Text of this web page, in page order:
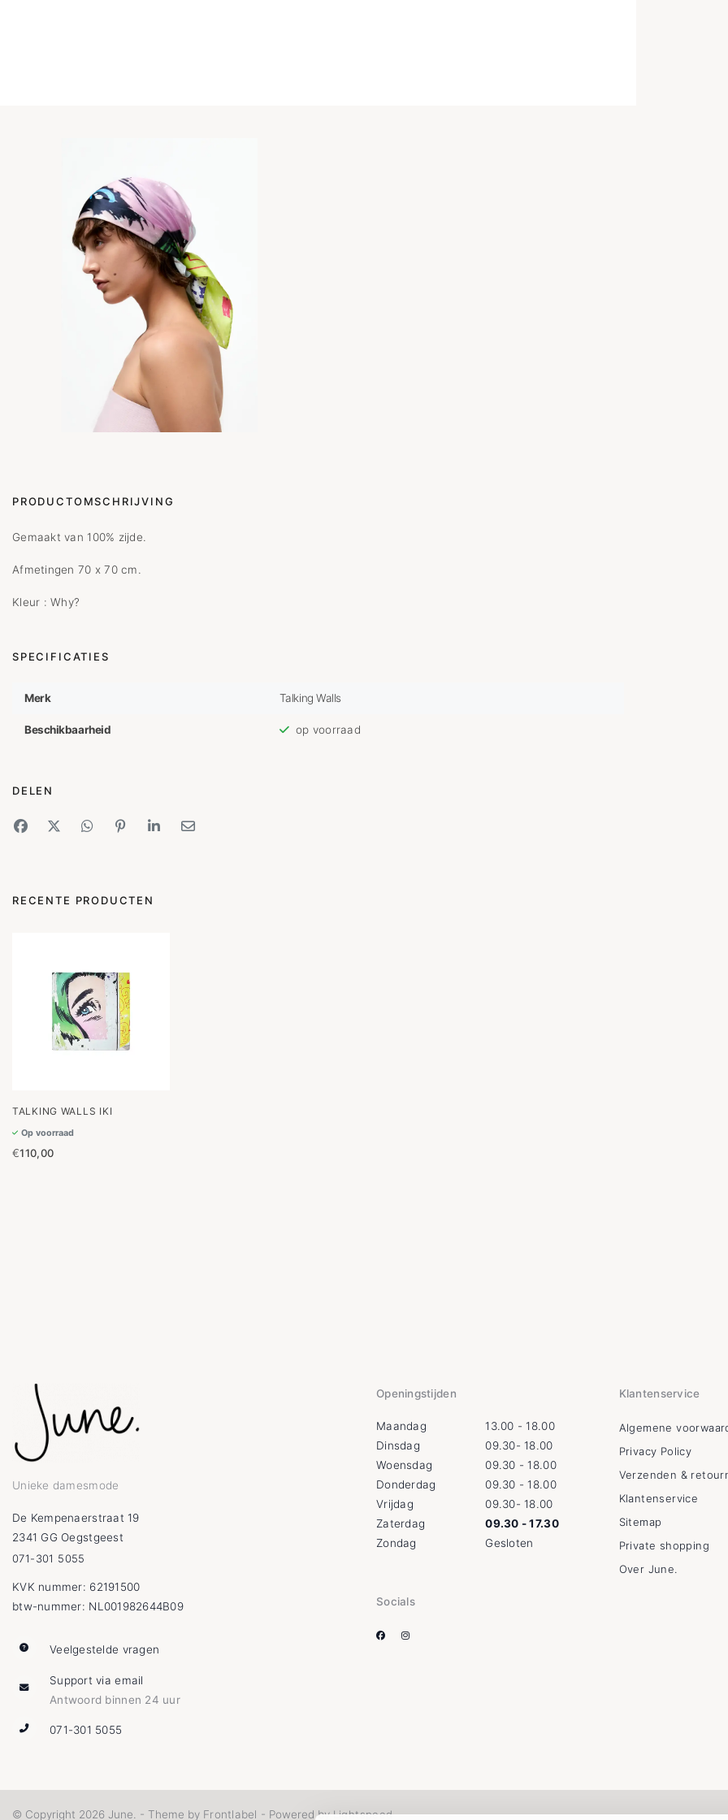
PRODUCTOMSCHRIJVING
Gemaakt van 100% zijde.
Afmetingen 70 x 70 cm.
Kleur : Why?
SPECIFICATIES
Merk Talking Walls
Beschikbaarheid op voorraad
DELEN
RECENTE PRODUCTEN
TALKING WALLS IKI
Op voorraad
€110,00
Unieke damesmode
De Kempenaerstraat 19
2341 GG Oegstgeest
071-301 5055
KVK nummer: 62191500
btw-nummer: NL001982644B09
Veelgestelde vragen
Support via email
Antwoord binnen 24 uur
071-301 5055
Openingstijden
Maandag
13.00 - 18.00
Dinsdag
09.30- 18.00
Woensdag
09.30 - 18.00
Donderdag
09.30 - 18.00
Vrijdag
09.30- 18.00
Zaterdag
09.30 - 17.30
Zondag
Gesloten
Socials
Klantenservice
Algemene
Privacy Policy
Verzenden &
Klantenservice
Sitemap
Private shopping
Over June.
© Copyright 2026 June. - Theme by Frontlabel - Powered by Lightspeed